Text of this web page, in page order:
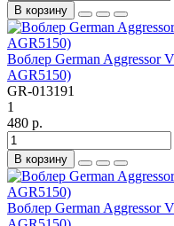
В корзину
Воблер German Aggressor
AGR5150)
GR-013191
1
480 р.
В корзину
Воблер German Aggressor